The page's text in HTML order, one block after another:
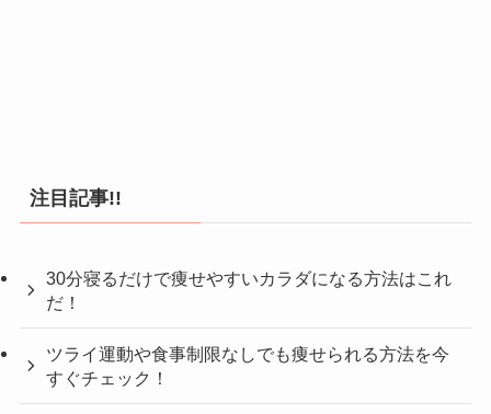
注目記事!!
30分寝るだけで痩せやすいカラダになる方法はこれ
だ！
ツライ運動や食事制限なしでも痩せられる方法を今
すぐチェック！